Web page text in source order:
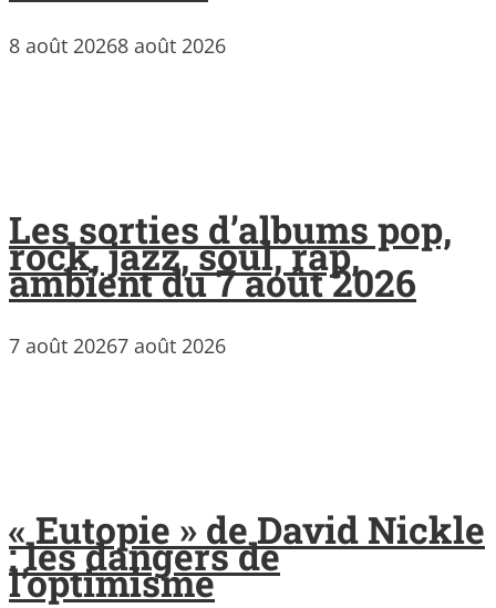
8 août 20268 août 2026
Les sorties d’albums pop,
rock, jazz, soul, rap,
ambient du 7 août 2026
7 août 20267 août 2026
« Eutopie » de David Nickle
: les dangers de
l’optimisme